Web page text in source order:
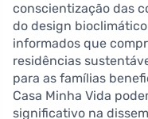
conscientização das
do design
informados que
residências
para as famílias
Casa Minha Vida
significativo na